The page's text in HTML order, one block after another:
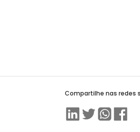
Compartilhe nas redes
LinkedinTwitterWhatsApp